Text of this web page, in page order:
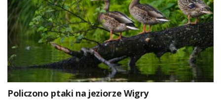
Policzono ptaki na jeziorze Wigry